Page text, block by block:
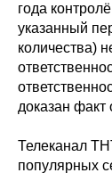
года
указанный
количества)
доказан факт
Телеканал
популярных